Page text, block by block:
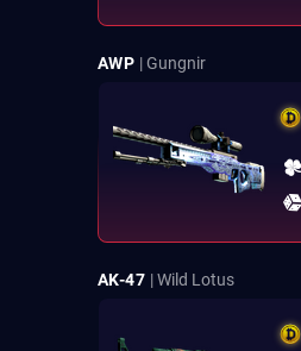
AWP | Gungnir
AK-47 | Wild Lotus